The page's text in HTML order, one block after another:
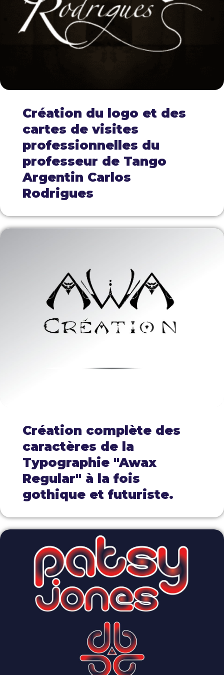
Création du logo et des
cartes de visites
professionnelles du
professeur de Tango
Argentin Carlos
Rodrigues
Création complète des
caractères de la
Typographie "Awax
Regular" à la fois
gothique et futuriste.